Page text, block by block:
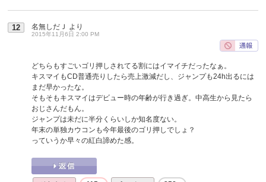
12 名無しだＪ より
2015年11月6日 2:00 PM
どちらもすごいゴリ押しされてる割にはイマイチだったなぁ。
キスマイもCD普通売りしたら売上激減だし、ジャンプも24h出るには
まだ早かったな。
そもそもキスマイはデビュー時の年齢が行き過ぎ。中高生から見たら
おじさんだもん。
ジャンプは未だに半分くらいしか知名度ない。
年末の単独カウコンも今年最後のゴリ押しでしょ？
っていうか早々の紅白諦めた感。